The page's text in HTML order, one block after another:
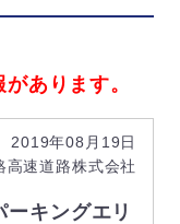
あります。
2019年08月19日
高速道路株式会社
キングエリ